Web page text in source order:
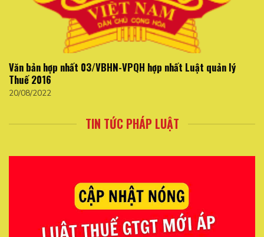
Văn bản hợp nhất 03/VBHN-VPQH hợp nhất Luật quản lý
Thuế 2016
20/08/2022
TIN TỨC PHÁP LUẬT